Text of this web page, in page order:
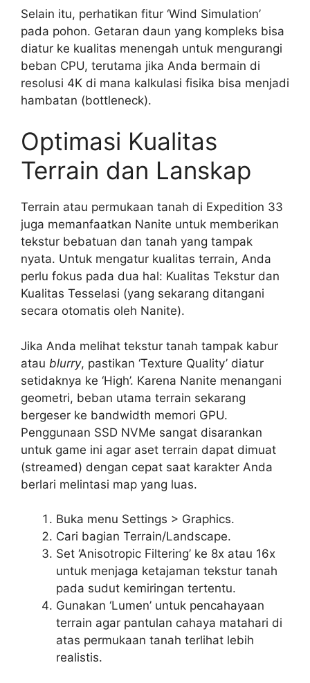
Selain itu, perhatikan fitur ‘Wind Simulation’
pada pohon. Getaran daun yang kompleks bisa
diatur ke kualitas menengah untuk mengurangi
beban CPU, terutama jika Anda bermain di
resolusi 4K di mana kalkulasi fisika bisa menjadi
hambatan (bottleneck).
Optimasi Kualitas
Terrain dan Lanskap
Terrain atau permukaan tanah di Expedition 33
juga memanfaatkan Nanite untuk memberikan
tekstur bebatuan dan tanah yang tampak
nyata. Untuk mengatur kualitas terrain, Anda
perlu fokus pada dua hal: Kualitas Tekstur dan
Kualitas Tesselasi (yang sekarang ditangani
secara otomatis oleh Nanite).
Jika Anda melihat tekstur tanah tampak kabur
atau blurry, pastikan ‘Texture Quality’ diatur
setidaknya ke ‘High’. Karena Nanite menangani
geometri, beban utama terrain sekarang
bergeser ke bandwidth memori GPU.
Penggunaan SSD NVMe sangat disarankan
untuk game ini agar aset terrain dapat dimuat
(streamed) dengan cepat saat karakter Anda
berlari melintasi map yang luas.
Buka menu Settings > Graphics.
Cari bagian Terrain/Landscape.
Set ‘Anisotropic Filtering’ ke 8x atau 16x
untuk menjaga ketajaman tekstur tanah
pada sudut kemiringan tertentu.
Gunakan ‘Lumen’ untuk pencahayaan
terrain agar pantulan cahaya matahari di
atas permukaan tanah terlihat lebih
realistis.